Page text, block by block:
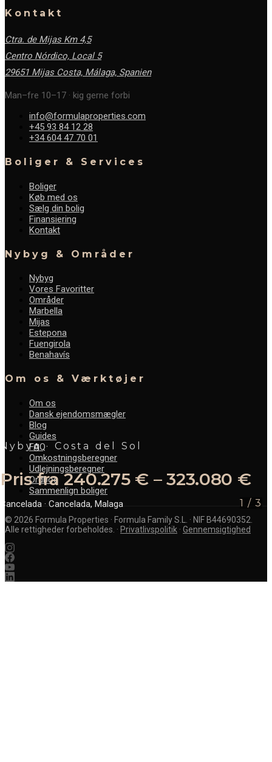
Nybyg · Costa del Sol
Pris fra 240.275 € – 323.080 €
Cancelada · Cancelada, Malaga 1 /3
Kontakt
Ctra. de Mijas Km 4,5
Centro Nórdico, Local 5
29651 Mijas Costa, Málaga, Spanien
Man–fre 10–17 · kig gerne forbi
info@formulaproperties.com
+45 93 84 12 28
+34 604 47 70 01
Boliger & Services
Boliger
Køb med os
Sælg din bolig
Finansiering
Kontakt
Nybyg & Områder
Nybyg
Vores Favoritter
Områder
Marbella
Mijas
Estepona
Fuengirola
Benahavís
Om os & Værktøjer
Om os
Dansk ejendomsmægler
Blog
Guides
FAQ
Omkostningsberegner
Udlejningsberegner
Ordbog
Sammenlign boliger
© 2026 Formula Properties · Formula Family S.L. · NIF B44690352.
Alle rettigheder forbeholdes. · Privatlivspolitik · Gennemsigtighed